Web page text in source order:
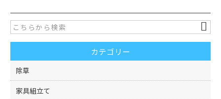
e
b
o
o
k
er
カテゴリー
除草
家具組立て